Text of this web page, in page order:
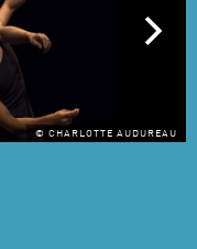
© CHARLOTTE AUDUREAU